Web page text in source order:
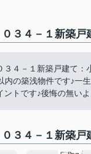
３４－１新築
３４－１新築戸建て
内の築浅物件です♪一
ントです♪後悔の無い
３４－１新築戸